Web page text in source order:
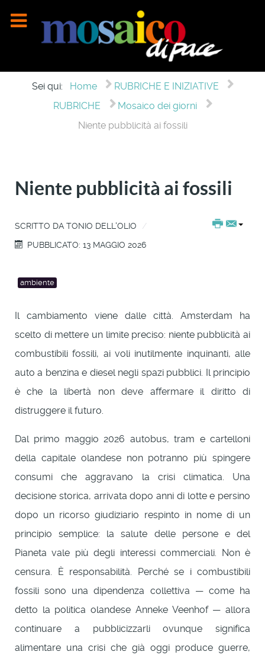
Sei qui: Home
RUBRICHE E INIZIATIVE
RUBRICHE
Mosaico dei giorni
Niente pubblicità ai fossili
Niente pubblicità ai fossili
SCRITTO DA TONIO DELL'OLIO
PUBBLICATO: 13 MAGGIO 2026
ambiente
Il cambiamento viene dalle città. Amsterdam ha
scelto di mettere un limite preciso: niente pubblicità ai
combustibili fossili, ai voli inutilmente inquinanti, alle
auto a benzina e diesel negli spazi pubblici. Il principio
è che la libertà non deve affermare il diritto di
distruggere il futuro.
Dal primo maggio 2026 autobus, tram e cartelloni
della capitale olandese non potranno più spingere
consumi che aggravano la crisi climatica. Una
decisione storica, arrivata dopo anni di lotte e persino
dopo un ricorso giudiziario respinto in nome di un
principio semplice: la salute delle persone e del
Pianeta vale più degli interessi commerciali. Non è
censura. È responsabilità. Perché se i combustibili
fossili sono una dipendenza collettiva — come ha
detto la politica olandese Anneke Veenhof — allora
continuare a pubblicizzarli ovunque significa
alimentare una crisi che già oggi produce guerre,